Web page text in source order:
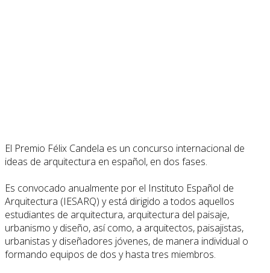
El Premio Félix Candela es un concurso internacional de
ideas de arquitectura en español, en dos fases.
Es convocado anualmente por el Instituto Español de
Arquitectura (IESARQ) y está dirigido a todos aquellos
estudiantes de arquitectura, arquitectura del paisaje,
urbanismo y diseño, así como, a arquitectos, paisajistas,
urbanistas y diseñadores jóvenes, de manera individual o
formando equipos de dos y hasta tres miembros.